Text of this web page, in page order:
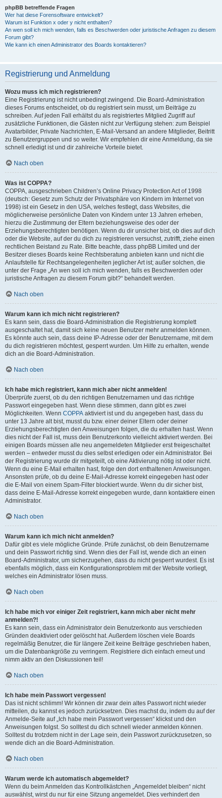
phpBB betreffende Fragen
Wer hat diese Forensoftware entwickelt?
Warum ist Funktion x oder y nicht enthalten?
An wen soll ich mich wenden, falls es Beschwerden oder juristische Anfragen zu diesem
Forum gibt?
Wie kann ich einen Administrator des Boards kontaktieren?
Registrierung und Anmeldung
Wozu muss ich mich registrieren?
Eine Registrierung ist nicht unbedingt zwingend. Die Board-Administration
dieses Forums entscheidet, ob du registriert sein musst, um Beiträge zu
schreiben. Auf jeden Fall erhältst du als registriertes Mitglied Zugriff auf
zusätzliche Funktionen, die Gästen nicht zur Verfügung stehen: zum Beispiel
Avatarbilder, Private Nachrichten, E-Mail-Versand an andere Mitglieder, Beitritt
zu Benutzergruppen und so weiter. Wir empfehlen dir eine Anmeldung, da sie
schnell erledigt ist und dir zahlreiche Vorteile bietet.
Nach oben
Was ist COPPA?
COPPA, ausgeschrieben Children’s Online Privacy Protection Act of 1998
(deutsch: Gesetz zum Schutz der Privatsphäre von Kindern im Internet von
1998) ist ein Gesetz in den USA, welches festlegt, dass Websites, die
möglicherweise persönliche Daten von Kindern unter 13 Jahren erheben,
hierzu die Zustimmung der Eltern beziehungsweise des oder der
Erziehungsberechtigten benötigen. Wenn du dir unsicher bist, ob dies auf dich
oder die Website, auf der du dich zu registrieren versuchst, zutrifft, ziehe einen
rechtlichen Beistand zu Rate. Bitte beachte, dass phpBB Limited und der
Besitzer dieses Boards keine Rechtsberatung anbieten kann und nicht die
Anlaufstelle für Rechtsangelegenheiten jeglicher Art ist; außer solchen, die
unter der Frage „An wen soll ich mich wenden, falls es Beschwerden oder
juristische Anfragen zu diesem Forum gibt?“ behandelt werden.
Nach oben
Warum kann ich mich nicht registrieren?
Es kann sein, dass die Board-Administration die Registrierung komplett
ausgeschaltet hat, damit sich keine neuen Benutzer mehr anmelden können.
Es könnte auch sein, dass deine IP-Adresse oder der Benutzername, mit dem
du dich registrieren möchtest, gesperrt wurden. Um Hilfe zu erhalten, wende
dich an die Board-Administration.
Nach oben
Ich habe mich registriert, kann mich aber nicht anmelden!
Überprüfe zuerst, ob du den richtigen Benutzernamen und das richtige
Passwort eingegeben hast. Wenn diese stimmen, dann gibt es zwei
Möglichkeiten. Wenn COPPA aktiviert ist und du angegeben hast, dass du
unter 13 Jahre alt bist, musst du bzw. einer deiner Eltern oder deiner
Erziehungsberechtigten den Anweisungen folgen, die du erhalten hast. Wenn
dies nicht der Fall ist, muss dein Benutzerkonto vielleicht aktiviert werden. Bei
einigen Boards müssen alle neu angemeldeten Mitglieder erst freigeschaltet
werden – entweder musst du dies selbst erledigen oder ein Administrator. Bei
der Registrierung wurde dir mitgeteilt, ob eine Aktivierung nötig ist oder nicht.
Wenn du eine E-Mail erhalten hast, folge den dort enthaltenen Anweisungen.
Ansonsten prüfe, ob du deine E-Mail-Adresse korrekt eingegeben hast oder
die E-Mail von einem Spam-Filter blockiert wurde. Wenn du dir sicher bist,
dass deine E-Mail-Adresse korrekt eingegeben wurde, dann kontaktiere einen
Administrator.
Nach oben
Warum kann ich mich nicht anmelden?
Dafür gibt es viele mögliche Gründe. Prüfe zunächst, ob dein Benutzername
und dein Passwort richtig sind. Wenn dies der Fall ist, wende dich an einen
Board-Administrator, um sicherzugehen, dass du nicht gesperrt wurdest. Es ist
ebenfalls möglich, dass ein Konfigurationsproblem mit der Website vorliegt,
welches ein Administrator lösen muss.
Nach oben
Ich habe mich vor einiger Zeit registriert, kann mich aber nicht mehr
anmelden?!
Es kann sein, dass ein Administrator dein Benutzerkonto aus verschieden
Gründen deaktiviert oder gelöscht hat. Außerdem löschen viele Boards
regelmäßig Benutzer, die für längere Zeit keine Beiträge geschrieben haben,
um die Datenbankgröße zu verringern. Registriere dich einfach erneut und
nimm aktiv an den Diskussionen teil!
Nach oben
Ich habe mein Passwort vergessen!
Das ist nicht schlimm! Wir können dir zwar dein altes Passwort nicht wieder
mitteilen, du kannst es jedoch zurücksetzen. Dies machst du, indem du auf der
Anmelde-Seite auf „Ich habe mein Passwort vergessen“ klickst und den
Anweisungen folgst. So solltest du dich schnell wieder anmelden können.
Solltest du trotzdem nicht in der Lage sein, dein Passwort zurückzusetzen, so
wende dich an die Board-Administration.
Nach oben
Warum werde ich automatisch abgemeldet?
Wenn du beim Anmelden das Kontrollkästchen „Angemeldet bleiben“ nicht
auswählst, wirst du nur für eine Sitzung angemeldet. Dies verhindert den